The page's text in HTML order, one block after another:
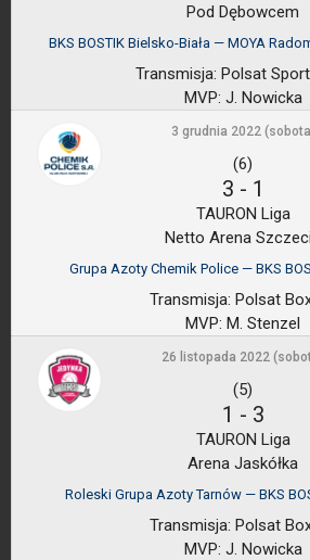
Pod Dębowcem
BKS BOSTIK Bielsko-Biała — MOYA
Transmisja: Polsat
MVP: J. Nowicka
3 grudnia 2022
(6)
3 - 1
TAURON Liga
Netto Arena
Grupa Azoty Chemik Police — BKS
Transmisja: Polsat
MVP: M. Stenzel
26 listopada 2022
(5)
1 - 3
TAURON Liga
Arena Jaskółka
Roleski Grupa Azoty Tarnów — BKS
Transmisja: Polsat
MVP: J. Nowicka